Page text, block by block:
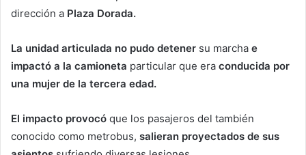
dirección a Plaza Dorada.
La unidad articulada no pudo detener su marcha e
impactó a la camioneta particular que era conducida por
una mujer de la tercera edad.
El impacto provocó que los pasajeros del también
conocido como metrobus, salieran proyectados de sus